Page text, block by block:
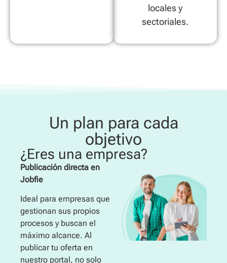
locales y
sectoriales.
Un plan para cada
objetivo
¿Eres una empresa?
Publicación directa en
Jobfie
Ideal para empresas que
gestionan sus propios
procesos y buscan el
máximo alcance. Al
publicar tu oferta en
nuestro portal, no solo